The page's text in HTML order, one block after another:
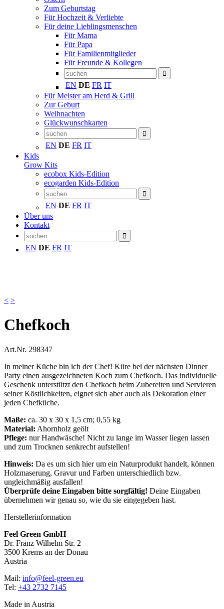
Zum Geburtstag
Für Hochzeit & Verliebte
Für deine Lieblingsmenschen
Für Mama
Für Papa
Für Familienmitglieder
Für Freunde & Kollegen
EN DE FR IT
Für Meister am Herd & Grill
Zur Geburt
Weihnachten
Glückwunschkarten
EN DE FR IT
Kids
Grow Kits
ecobox Kids-Edition
ecogarden Kids-Edition
EN DE FR IT
Über uns
Kontakt
EN DE FR IT
< >
Chefkoch
Art.Nr. 298347
In meiner Küche bin ich der Chef! Küre bei der nächsten Dinner
Party einen ausgezeichneten Koch zum Chefkoch. Das individuelle
Geschenk unterstützt den Chefkoch beim Zubereiten und Servieren
seiner Köstlichkeiten, eignet sich aber auch als Dekoration einer
jeden Chefküche.
Maße: ca. 30 x 30 x 1,5 cm; 0,55 kg
Material: Ahornholz geölt
Pflege: nur Handwäsche! Nicht zu lange im Wasser liegen lassen
und zum Trocknen senkrecht aufstellen!
Hinweis: Da es um sich hier um ein Naturprodukt handelt, können
Holzmaserung, Gravur und Farben unterschiedlich bzw.
ungleichmäßig ausfallen!
Überprüfe deine Eingaben bitte sorgfältig! Deine Eingaben
übernehmen wir genau so, wie du sie eingegeben hast.
Herstellerinformation
Feel Green GmbH
Dr. Franz Wilhelm Str. 2
3500 Krems an der Donau
Austria
Mail: info@feel-green.eu
Tel: +43 2732 7145
Made in Austria